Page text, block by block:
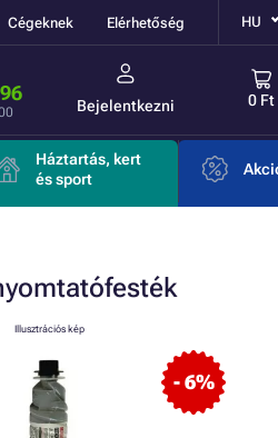
Cégeknek Elérhetőség HU
Bejelentkezni 0 Ft
Háztartás, kert
és sport
Illusztrációs kép
- 6%